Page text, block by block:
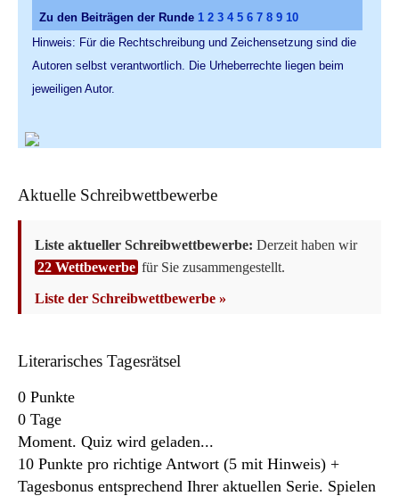
Zu den Beiträgen der Runde 1 2 3 4 5 6 7 8 9 10
Hinweis: Für die Rechtschreibung und Zeichensetzung sind die
Autoren selbst verantwortlich. Die Urheberrechte liegen beim
jeweiligen Autor.
Aktuelle Schreibwettbewerbe
Liste aktueller Schreibwettbewerbe: Derzeit haben wir
22 Wettbewerbe für Sie zusammengestellt.
Liste der Schreibwettbewerbe »
Literarisches Tagesrätsel
0 Punkte
0 Tage
Moment. Quiz wird geladen...
10 Punkte pro richtige Antwort (5 mit Hinweis) +
Tagesbonus entsprechend Ihrer aktuellen Serie. Spielen